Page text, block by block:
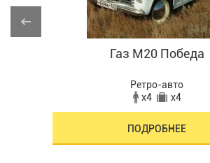
Газ М20 Победа
Ретро-авто
x4
x4
ПОДРОБНЕЕ